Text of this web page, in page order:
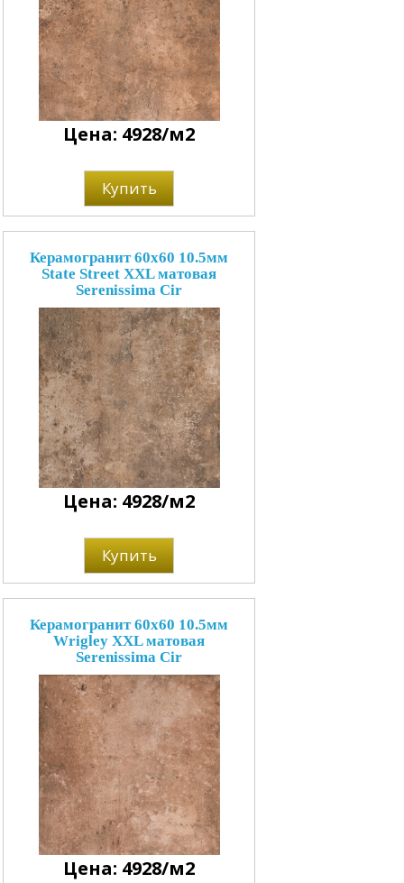
Цена: 4928/м2
Купить
Керамогранит 60x60 10.5мм
State Street XXL матовая
Serenissima Cir
Цена: 4928/м2
Купить
Керамогранит 60x60 10.5мм
Wrigley XXL матовая
Serenissima Cir
Цена: 4928/м2